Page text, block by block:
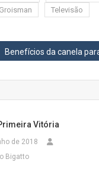
Televisão
Vitória
de 2018
Bigatto